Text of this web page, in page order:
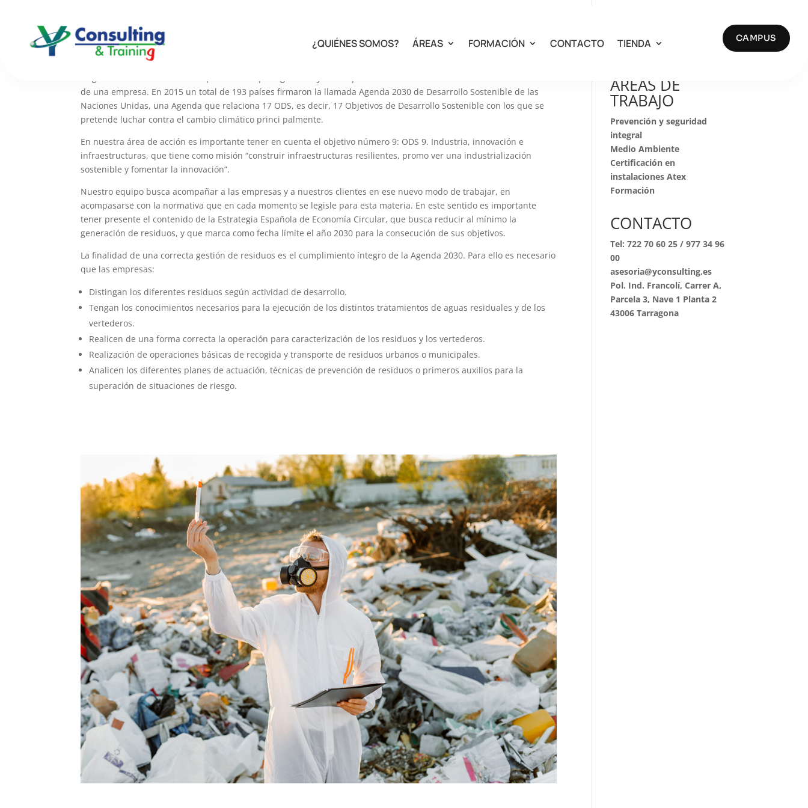
¿QUIÉNES SOMOS? ÁREAS FORMACIÓN CONTACTO TIENDA CAMPUS
Gestión de residuos
de una empresa. En 2015 un total de 193 países firmaron la llamada Agenda 2030 de Desarrollo Sostenible de las
Naciones Unidas, una Agenda que relaciona 17 ODS, es decir, 17 Objetivos de Desarrollo Sostenible con los que se
pretende luchar contra el cambio climático princi palmente.
En nuestra área de acción es importante tener en cuenta el objetivo número 9: ODS 9. Industria, innovación e
infraestructuras, que tiene como misión “construir infraestructuras resilientes, promo ver una industrialización
sostenible y fomentar la innovación”.
Nuestro equipo busca acompañar a las empresas y a nuestros clientes en ese nuevo modo de trabajar, en
acompasarse con la normativa que en cada momento se legisle para esta materia. En este sentido es importante
tener presente el contenido de la Estrategia Española de Economía Circular, que busca reducir al mínimo la
generación de residuos, y que marca como fecha límite el año 2030 para la consecución de sus objetivos.
La finalidad de una correcta gestión de residuos es el cumplimiento íntegro de la Agenda 2030. Para ello es necesario
que las empresas:
Distingan los diferentes residuos según actividad de desarrollo.
Tengan los conocimientos necesarios para la ejecución de los distintos tratamientos de aguas residuales y de los
vertederos.
Realicen de una forma correcta la operación para caracterización de los residuos y los vertederos.
Realización de operaciones básicas de recogida y transporte de residuos urbanos o municipales.
Analicen los diferentes planes de actuación, técnicas de prevención de residuos o primeros auxilios para la
superación de situaciones de riesgo.
AREAS DE
TRABAJO
Prevención y seguridad
integral
Medio Ambiente
Certificación en
instalaciones Atex
Formación
CONTACTO
Tel:722 70 60 25 /977 34 96
00
asesoria@yconsulting.es
Pol. Ind. Francolí, Carrer A,
Parcela 3, Nave 1 Planta 2
43006 Tarragona